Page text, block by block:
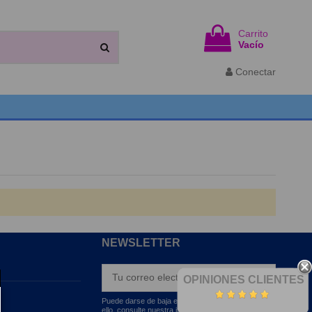
Carrito
Vacío
Conectar
OPINIONES CLIENTES
NEWSLETTER
Puede darse de baja en cualquier momento. Para
ello, consulte nuestra información de contacto en